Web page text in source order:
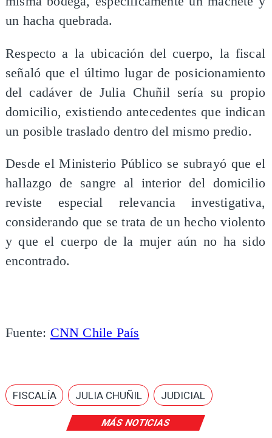
MÁS NOTICIAS
un hacha quebrada.
Respecto a la ubicación del cuerpo, la fiscal
señaló que el último lugar de posicionamiento
del cadáver de Julia Chuñil sería su propio
domicilio, existiendo antecedentes que indican
un posible traslado dentro del mismo predio.
Desde el Ministerio Público se subrayó que el
hallazgo de sangre al interior del domicilio
reviste especial relevancia investigativa,
considerando que se trata de un hecho violento
y que el cuerpo de la mujer aún no ha sido
encontrado.
Fuente: CNN Chile País
FISCALÍA JULIA CHUÑIL JUDICIAL